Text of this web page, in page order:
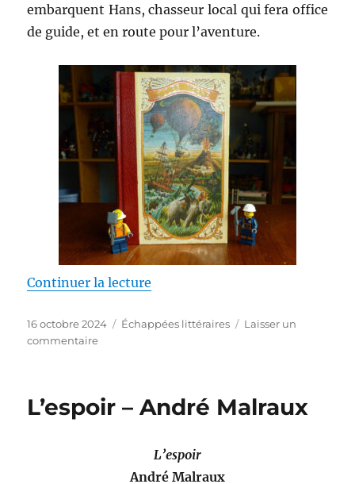
embarquent Hans, chasseur local qui fera office
de guide, et en route pour l’aventure.
Continuer la lecture
Publié
le
16 octobre 2024 Catégories
Échappées littéraires
Laisser un
commentairesur
de
L’espoir – André Malraux
L’espoir
André Malraux